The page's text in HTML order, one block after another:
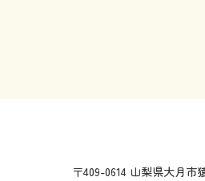
〒409-0614 山梨県大月市